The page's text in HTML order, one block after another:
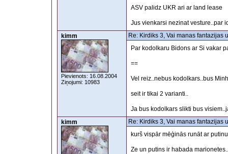
ASV palidz UKR ari ar land lease
Jus vienkarsi nezinat vesture..par
kimm
Pievienots: 16.08.2004
Ziņojumi: 10983
Re: Kirdiks 3, Vai manas fantazijas
Par kodolkaru Bidons ar Si vakar
==
Vel reiz..nebus kodolkars..bus
seit ir tikai 2 varianti..
Ja bus kodolkars slikti bus
kimm
Re: Kirdiks 3, Vai manas fantazijas
kurš vispār mēģinās runāt ar
Ze un putins ir habada marionetes..